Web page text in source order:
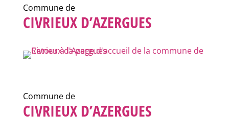
Commune de
CIVRIEUX D’AZERGUES
Commune de
CIVRIEUX D’AZERGUES